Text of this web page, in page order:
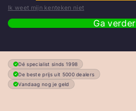
Ik weet mijn kenteken niet
Ga verder
Dé specialist sinds 1998
De beste prijs uit 5000 dealers
Vandaag nog je geld